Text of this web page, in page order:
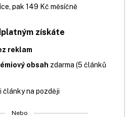
pak 149 Kč měsíčně
získáte
reklam
obsah zdarma (5 článků
články na později
Nebo